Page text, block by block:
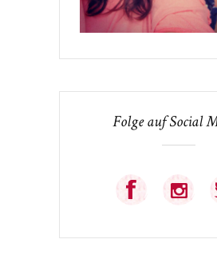
Folge auf Social